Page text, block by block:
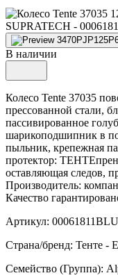
В наличии
Колесо Tente 37035
прессованной стали,
пассивированное
шарикоподшипник в
пыльник, крепежная
протектор: ТЕНТЕпрен
оставляющая следов,
Производитель:
Качество
Артикул:
Страна/бренд: Тенте -
Семейство (Группа):